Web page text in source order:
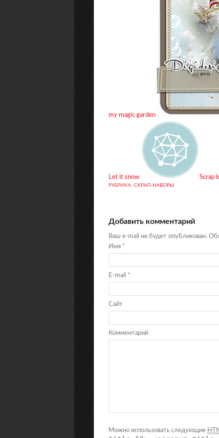
my magic garden
Let it snow Scrap
РУБРИКА: СКРАП-НАБОРЫ .
Добавить комментарий
Ваш e-mail не будет опубликован.
Имя *
E-mail *
Сайт
Комментарий
Можно использовать следующие